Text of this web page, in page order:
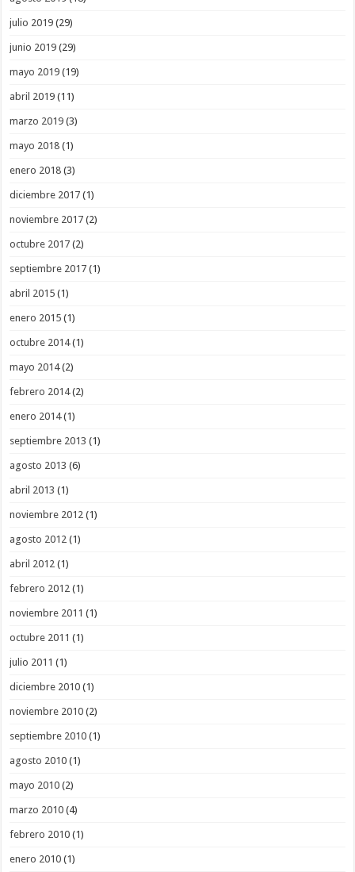
julio 2019 (29)
junio 2019 (29)
mayo 2019 (19)
abril 2019 (11)
marzo 2019 (3)
mayo 2018 (1)
enero 2018 (3)
diciembre 2017 (1)
noviembre 2017 (2)
octubre 2017 (2)
septiembre 2017 (1)
abril 2015 (1)
enero 2015 (1)
octubre 2014(1)
mayo 2014(2)
febrero 2014(2)
enero 2014(1)
septiembre 2013 (1)
agosto 2013 (6)
abril 2013 (1)
noviembre 2012 (1)
agosto 2012 (1)
abril 2012 (1)
febrero 2012 (1)
noviembre 2011 (1)
octubre 2011 (1)
julio 2011 (1)
diciembre 2010 (1)
noviembre 2010 (2)
septiembre 2010 (1)
agosto 2010 (1)
mayo 2010 (2)
marzo 2010 (4)
febrero 2010 (1)
enero 2010 (1)